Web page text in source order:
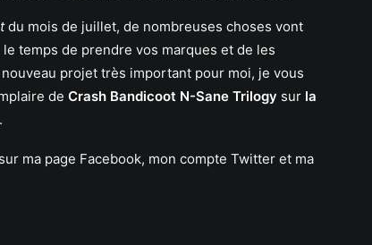
du mois de juillet, de nombreuses choses vont
le temps de prendre vos marques et de les
projet très important pour moi, je vous
de Crash Bandicoot N-Sane Trilogy sur la
ma page Facebook, mon compte Twitter et ma